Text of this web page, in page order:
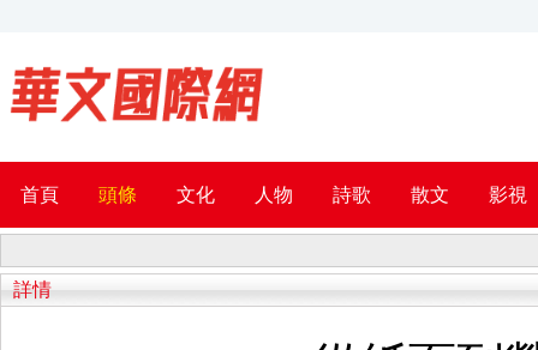
首頁 頭條 文化 人物 詩歌 散文 影視
詳情